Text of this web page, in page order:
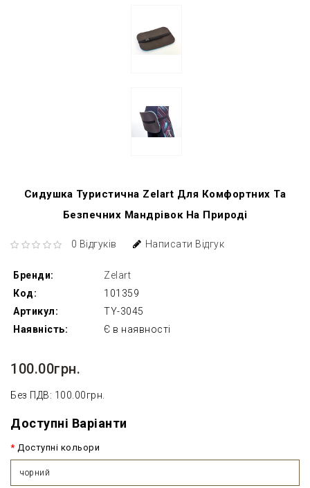
Сидушка Туристична Zelart Для Комфортних Та
Безпечних Мандрівок На Природі
0 Відгуків Написати Відгук
Бренди:
Zelart
Код:
101359
Артикул:
TY-3045
Наявність:
Є в наявності
100.00грн.
Без ПДВ: 100.00грн.
Доступні Варіанти
Доступні кольори
чорний